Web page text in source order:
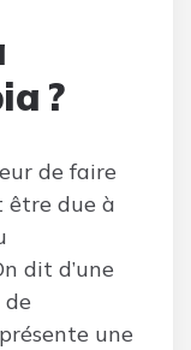
?
de faire
être due à
dit d’une
une